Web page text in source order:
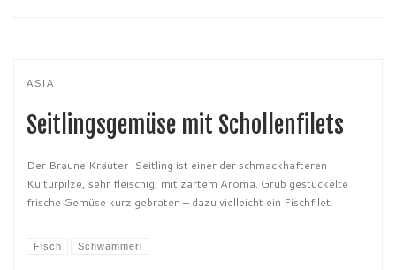
ASIA
Seitlingsgemüse mit Schollenfilets
Der Braune Kräuter-Seitling ist einer der schmackhafteren
Kulturpilze, sehr fleischig, mit zartem Aroma. Grüb gestückelte
frische Gemüse kurz gebraten – dazu vielleicht ein Fischfilet.
Fisch Schwammerl